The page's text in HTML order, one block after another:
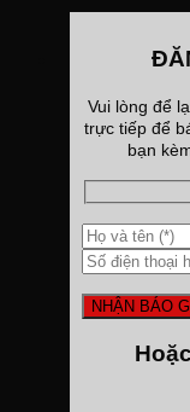
Vui lòng để
trực tiếp để
bạn